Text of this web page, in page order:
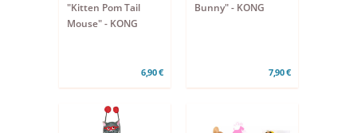
"Kitten Pom Tail
Mouse" - KONG
6,90 €
Bunny" - KONG
7,90 €